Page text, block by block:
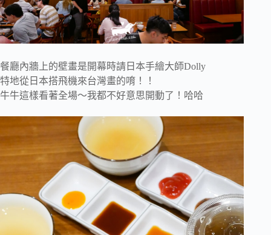
餐廳內牆上的壁畫是開幕時請日本手繪大師Dolly
特地從日本搭飛機來台灣畫的唷！！
牛牛這樣看著全場～我都不好意思開動了！哈哈